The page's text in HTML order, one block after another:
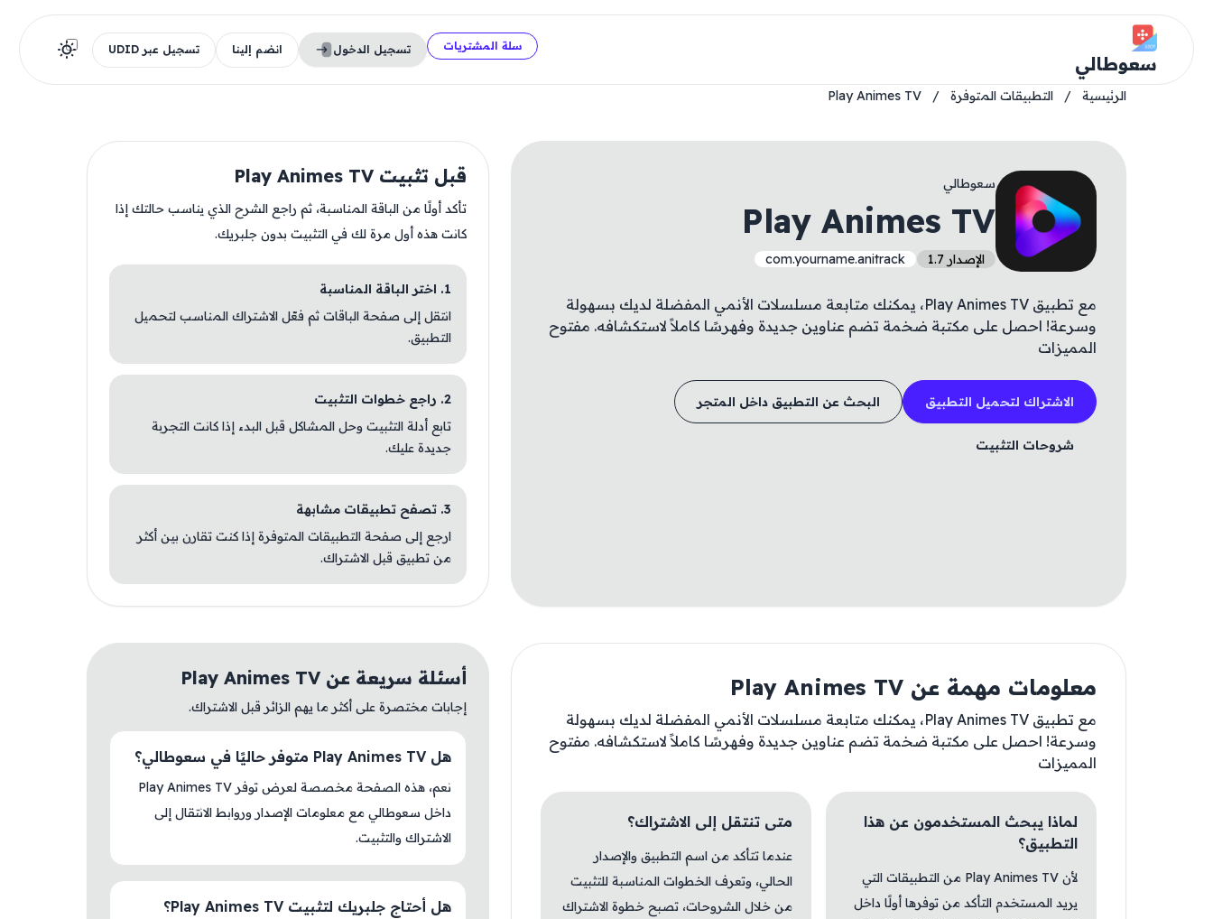
سعوطالي
سلة المشتريات تسجيل الدخول انضم إلينا تسجيل عبر UDID
الرئيسية / التطبيقات المتوفرة /
Play Animes TV
سعوطالي
Play Animes TV
الإصدار 1.7 com.yourname.anitrack
مع تطبيق Play Animes TV، يمكنك متابعة مسلسلات الأنمي المفضلة لديك بسهولة
وسرعة! احصل على مكتبة ضخمة تضم عناوين جديدة وفهرسًا كاملاً لاستكشافه. مفتوح
المميزات
الاشتراك لتحميل التطبيق البحث عن التطبيق داخل المتجر
شروحات التثبيت
قبل تثبيت Play Animes TV
تأكد أولًا من الباقة المناسبة، ثم راجع الشرح الذي يناسب حالتك إذا
كانت هذه أول مرة لك في التثبيت بدون جلبريك.
1. اختر الباقة المناسبة
انتقل إلى صفحة الباقات ثم فعّل الاشتراك المناسب لتحميل
التطبيق.
2. راجع خطوات التثبيت
تابع أدلة التثبيت وحل المشاكل قبل البدء إذا كانت التجربة
جديدة عليك.
3. تصفح تطبيقات مشابهة
ارجع إلى صفحة التطبيقات المتوفرة إذا كنت تقارن بين أكثر
من تطبيق قبل الاشتراك.
معلومات مهمة عن Play Animes TV
مع تطبيق Play Animes TV، يمكنك متابعة مسلسلات الأنمي المفضلة لديك بسهولة
وسرعة! احصل على مكتبة ضخمة تضم عناوين جديدة وفهرسًا كاملاً لاستكشافه. مفتوح
المميزات
لماذا يبحث المستخدمون عن هذا
التطبيق؟
لأن Play Animes TV من التطبيقات التي
يريد المستخدم التأكد من توفرها أولًا داخل
متى تنتقل إلى الاشتراك؟
عندما تتأكد من اسم التطبيق والإصدار
الحالي، وتعرف الخطوات المناسبة للتثبيت
من خلال الشروحات، تصبح خطوة الاشتراك
أسئلة سريعة عن Play Animes TV
إجابات مختصرة على أكثر ما يهم الزائر قبل الاشتراك.
هل Play Animes TV متوفر حاليًا في سعوطالي؟
نعم، هذه الصفحة مخصصة لعرض توفر Play Animes TV
داخل سعوطالي مع معلومات الإصدار وروابط الانتقال إلى
الاشتراك والتثبيت.
هل أحتاج جلبريك لتثبيت Play Animes TV؟